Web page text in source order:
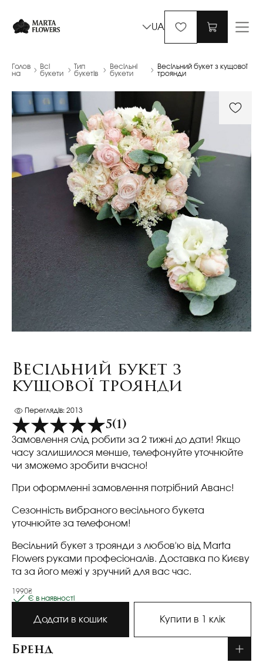
UA
Голов
на
Всі
букети
Тип
букетів
Весільні
букети
Весільний букет з кущової
троянди
Весільний букет з
кущової троянди
Переглядів: 2013
5(1)
Замовлення слід робити за 2 тижні до дати! Якщо
часу залишилося менше, телефонуйте уточнюйте
чи зможемо зробити вчасно!
При оформленні замовлення потрібний Аванс!
Сезонність вибраного весільного букета
уточнюйте за телефоном!
Весільний букет з троянди з любов'ю від Marta
Flowers руками професіоналів. Доставка по Києву
та за його межі у зручний для вас час.
1990₴
Є в наявності
Додати в кошик Купити в 1 клік
Бренд